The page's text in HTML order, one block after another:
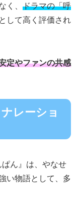
く、 ドラマの「呼
として高く評価され
定やファンの共感
レーショ
ん』は、やなせ
い物語として、多